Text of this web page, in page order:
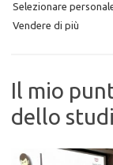
Selezionare
Vendere di più
Il mio
dello